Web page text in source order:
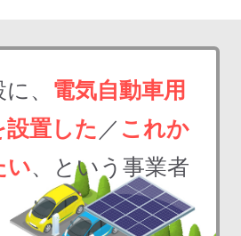
、 電気自動車用
置した ／ これか
い、という事業者